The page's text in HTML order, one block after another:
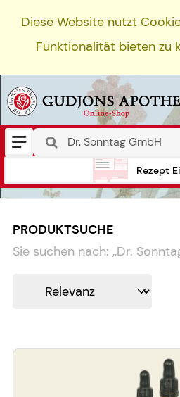
Diese Website nutzt
Funktionalität bieten zu
Rezept
PRODUKTSUCHE
Sie suchen nach: „Dr.